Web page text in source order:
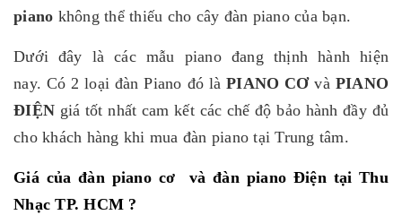
piano không thể thiếu cho cây đàn piano của bạn.
Dưới đây là các mẫu piano đang thịnh hành hiện
nay. Có 2 loại đàn Piano đó làPIANO CƠvà PIANO
ĐIỆN giá tốt nhất cam kết các chế độ bảo hành đầy đủ
cho khách hàng khi mua đàn piano tại Trung tâm.
Giá của đàn piano cơ và đàn piano Điện tại Thu
Nhạc TP. HCM ?